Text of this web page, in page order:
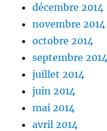
décembre 2014
novembre 2014
octobre 2014
septembre 2014
juillet 2014
juin 2014
mai 2014
avril 2014